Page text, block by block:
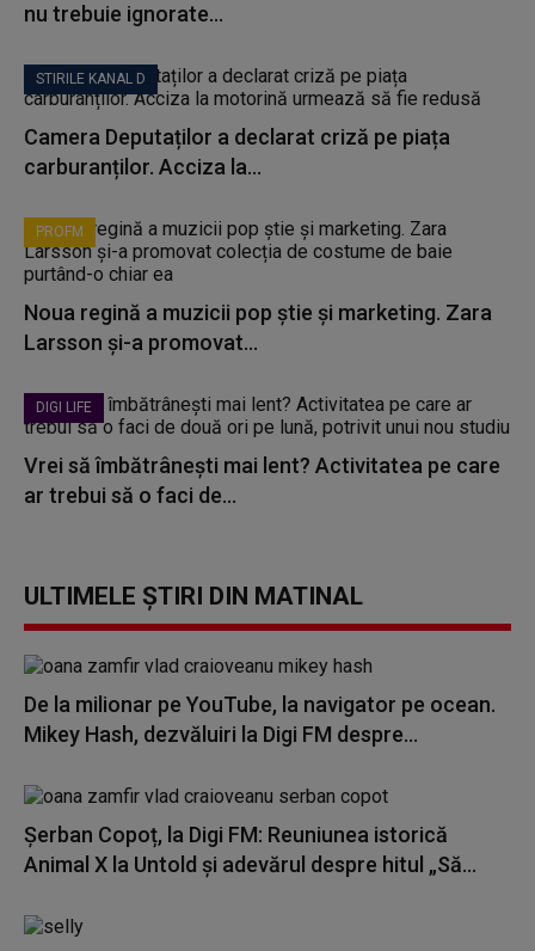
nu trebuie ignorate...
STIRILE KANAL D
Camera Deputaților a declarat criză pe piața
carburanților. Acciza la...
PROFM
Noua regină a muzicii pop știe și marketing. Zara
Larsson și-a promovat...
DIGI LIFE
Vrei să îmbătrânești mai lent? Activitatea pe care
ar trebui să o faci de...
ULTIMELE ȘTIRI DIN MATINAL
De la milionar pe YouTube, la navigator pe ocean.
Mikey Hash, dezvăluiri la Digi FM despre...
Șerban Copoț, la Digi FM: Reuniunea istorică
Animal X la Untold și adevărul despre hitul „Să...